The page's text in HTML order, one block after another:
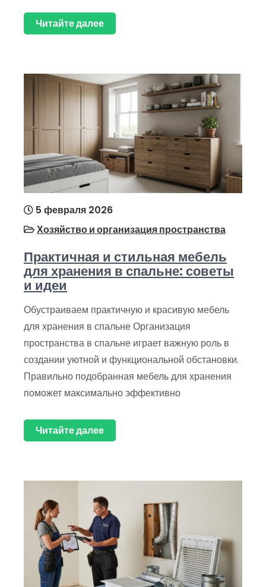
Читайте далее
5 февраля 2026
Хозяйство и организация пространства
Практичная и стильная мебель
для хранения в спальне: советы
и идеи
Обустраиваем практичную и красивую мебель
для хранения в спальне Организация
пространства в спальне играет важную роль в
создании уютной и функциональной обстановки.
Правильно подобранная мебель для хранения
поможет максимально эффективно
Читайте далее